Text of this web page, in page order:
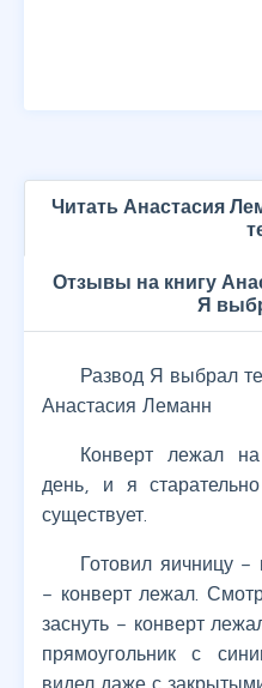
Читать Анастасия
Отзывы на книгу
Я
Развод Я выбрал
Анастасия Леманн
Конверт лежал
день, и я
существует.
Готовил яичницу
– конверт лежал.
заснуть – конверт
прямоугольник с
видел даже с